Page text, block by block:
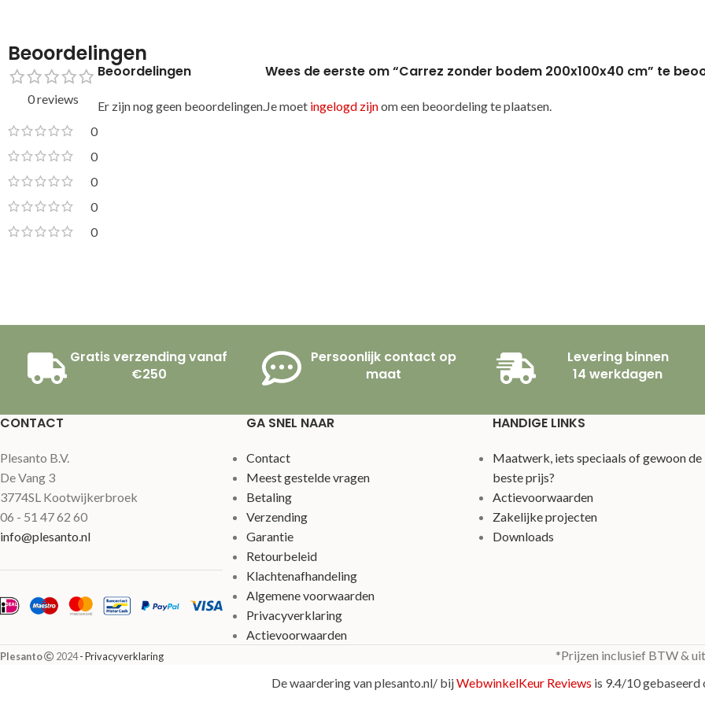
Beoordelingen
0 reviews
0
0
0
0
0
Beoordelingen
Er zijn nog geen beoordelingen.
Wees de eerste om “Carrez zonder bodem 200x100x40 cm” te
Je moet ingelogd zijnom een beoordeling te plaatsen.
Gratis verzending vanaf
€250
Persoonlijk contact op
maat
Levering binnen
14 werkdagen
CONTACT
Plesanto B.V.
De Vang 3
3774SL Kootwijkerbroek
06 - 51 47 62 60
info@plesanto.nl
GA SNEL NAAR
Contact
Meest gestelde vragen
Betaling
Verzending
Garantie
Retourbeleid
Klachtenafhandeling
Algemene voorwaarden
Privacyverklaring
Actievoorwaarden
HANDIGE LINKS
Maatwerk, iets speciaals of gewoon de
beste prijs?
Actievoorwaarden
Zakelijke projecten
Downloads
Plesanto 2024- Privacyverklaring
*Prijzen inclusief BTW &
De waardering van plesanto.nl/ bijWebwinkelKeur Reviews is 9.4/10 gebaseerd